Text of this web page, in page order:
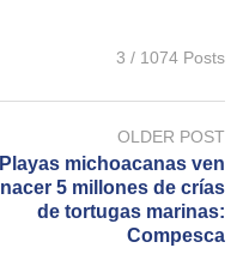
3 / 1074 Posts
OLDER POST
Playas michoacanas ven
nacer 5 millones de crías
de tortugas marinas:
Compesca